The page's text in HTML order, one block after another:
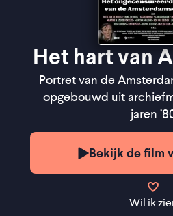
Het hart van
Portret van de
opgebouwd uit
jaren
Bekijk de film
Wil ik